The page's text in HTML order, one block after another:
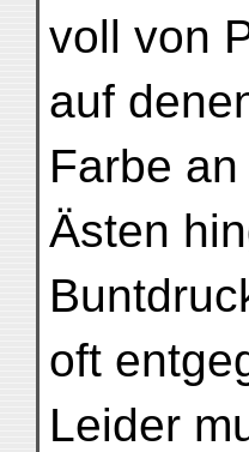
voll von
auf
Farbe
Ästen
oft
Leider